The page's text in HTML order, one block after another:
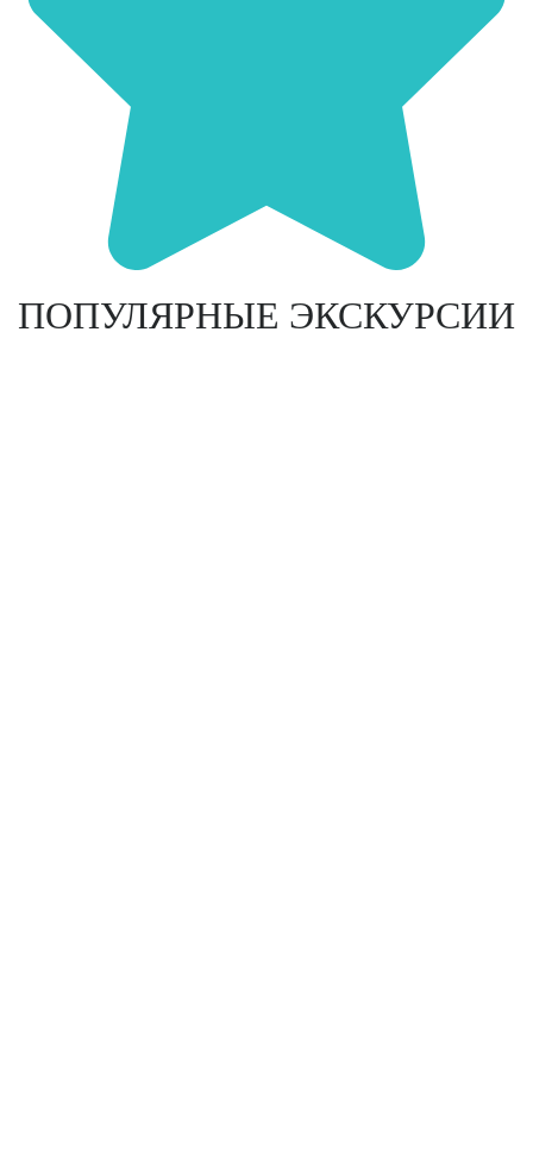
ПОПУЛЯРНЫЕ ЭКСКУРСИИ